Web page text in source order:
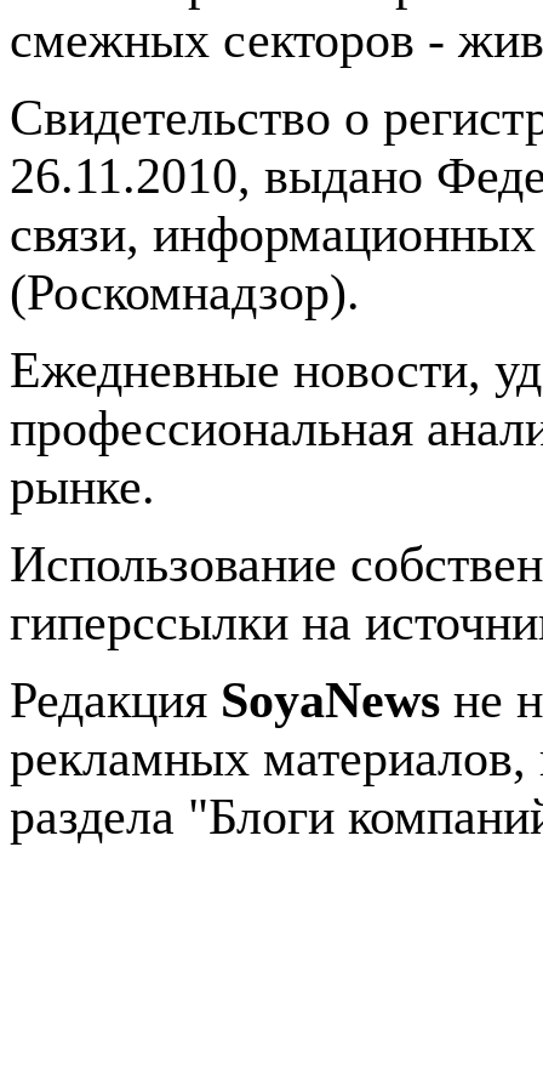
смежных секторов -
Свидетельство о
26.11.2010, выдано
связи,
(Роскомнадзор).
Ежедневные новости,
профессиональная
рынке.
Использование
гиперссылки на
Редакция SoyaNews не
рекламных
раздела "Блоги